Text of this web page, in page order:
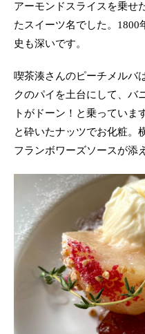
アーモンドスライスを乗せ
たスイーツ名でした。
史も深いです。
喫茶湊さんのピーチメルバ
クのパイを土台にして、バ
トがドーン！と乗っていま
と砕いたナッツでお化粧。
フランボワーズソースが添